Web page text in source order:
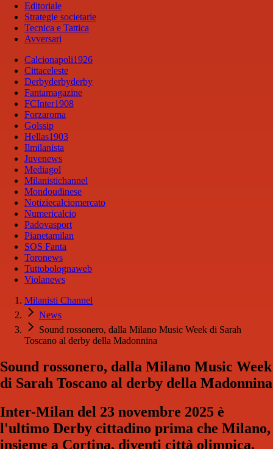
Editoriale
Strategie societarie
Tecnica e Tattica
Avversari
Calcionapoli1926
Cittaceleste
Derbyderbyderby
Fantamagazine
FCInter1908
Forzaroma
Golssip
Hellas1903
Ilmilanista
Juvenews
Mediagol
Milanistichannel
Mondoudinese
Notiziecalciomercato
Numericalcio
Padovasport
Pianetamilan
SOS Fanta
Toronews
Tuttobolognaweb
Violanews
Milanisti Channel
News
Sound rossonero, dalla Milano Music Week di Sarah
Toscano al derby della Madonnina
Sound rossonero, dalla Milano Music Week
di Sarah Toscano al derby della Madonnina
Inter-Milan del 23 novembre 2025 è
l'ultimo Derby cittadino prima che Milano,
insieme a Cortina, diventi città olimpica.